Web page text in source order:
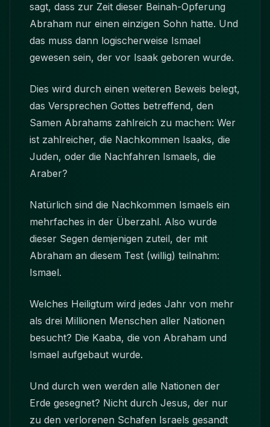
sagt, dass zur Zeit dieser Beinah-Opferung
Abraham nur einen einzigen Sohn hatte. Und
das muss dann logischerweise Ismael
gewesen sein, der vor Isaak geboren wurde.
Dies wird durch einen weiteren Beweis belegt,
das Versprechen Gottes betreffend, den
Samen Abrahams zahlreich zu machen: Wer
ist zahlreicher, die Nachkommen Isaaks, die
Juden, oder die Nachfahren Ismaels, die
Araber?
Natürlich sind die Nachkommen Ismaels ein
mehrfaches in der Überzahl. Also wurde
dieser Segen demjenigen zuteil, der mit
Abraham an diesem Test (willig) teilnahm:
Ismael.
Welches Heiligtum wird jedes Jahr von mehr
als drei Millionen Menschen aller Nationen
besucht? Die Kaaba, die von Abraham und
Ismael aufgebaut wurde.
Und durch wen werden alle Nationen der
Erde gesegnet? Nicht durch Jesus, der nur
zu den verlorenen Schafen Israels gesandt